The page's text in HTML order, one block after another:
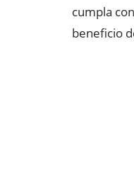
cumpla
beneficio